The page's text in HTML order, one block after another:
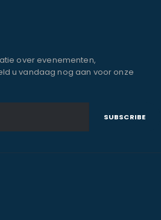
over evenementen,
u vandaag nog aan voor onze